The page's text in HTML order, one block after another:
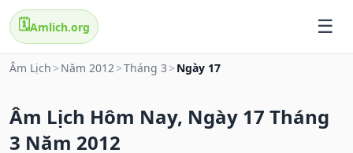
🗓️Amlich.org
Âm Lịch > Năm 2012>Tháng 3 > Ngày 17
Âm Lịch Hôm Nay, Ngày 17 Tháng
3 Năm 2012